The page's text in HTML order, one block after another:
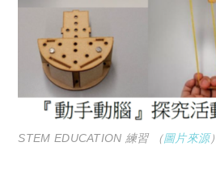
STEM EDUCATION 練習 （圖片來源）